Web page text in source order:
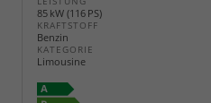
85 kW (116 PS)
KRAFTSTOFF
Benzin
KATEGORIE
Limousine